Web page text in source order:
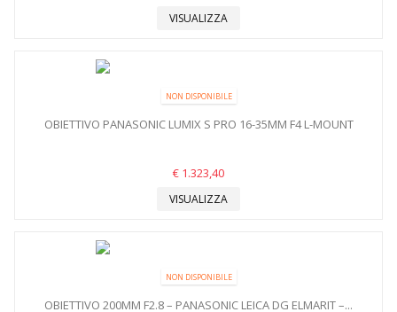
VISUALIZZA
NON DISPONIBILE
OBIETTIVO PANASONIC LUMIX S PRO 16-35MM F4 L-MOUNT
€ 1.323,40
VISUALIZZA
NON DISPONIBILE
OBIETTIVO 200MM F2.8 – PANASONIC LEICA DG ELMARIT –...